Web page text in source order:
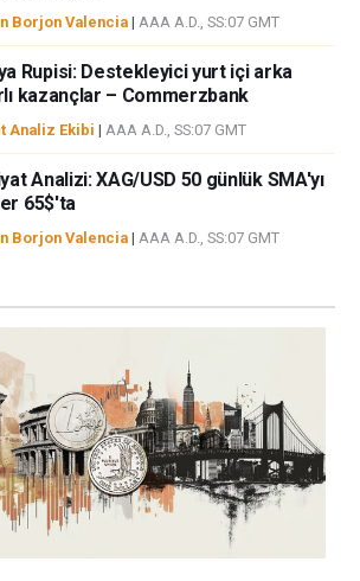
Borjon Valencia| AAA A.D., SS:07 GMT
Rupisi: Destekleyici yurt içi arka
kazançlar – Commerzbank
Analiz Ekibi | AAA A.D., SS:07 GMT
Analizi: XAG/USD 50 günlük SMA'yı
65$'ta
Borjon Valencia| AAA A.D., SS:07 GMT